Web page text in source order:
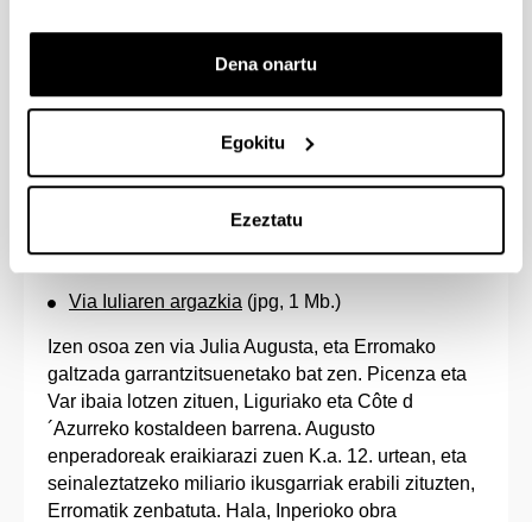
Dena onartu
Egokitu
Ezeztatu
trukea ahalbidetzen zuen ekialdeko
Mediterraneoaren eta Erdialdeko Ekialdearen
artean.
Campuseko irteera nagusia da, eta Arboretumaren
Via Iuliaren argazkia (jpg, 1 Mb.)
Izen osoa zen via Julia Augusta, eta Erromako
galtzada garrantzitsuenetako bat zen. Picenza eta
Var ibaia lotzen zituen, Liguriako eta Côte d
´Azurreko kostaldeen barrena. Augusto
enperadoreak eraikiarazi zuen K.a. 12. urtean, eta
seinaleztatzeko miliario ikusgarriak erabili zituzten,
Erromatik zenbatuta. Hala, Inperioko obra